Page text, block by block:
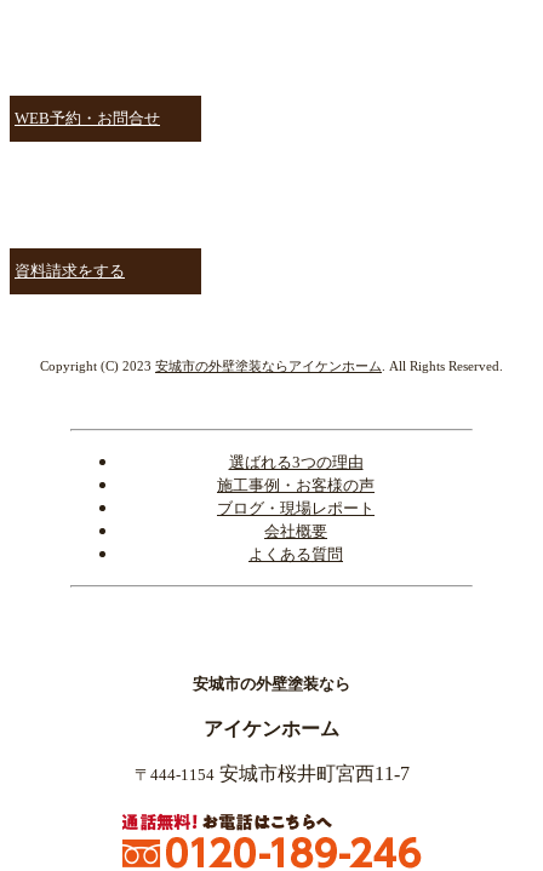
WEB予約・お問合せ
資料請求をする
Copyright (C) 2023 安城市の外壁塗装ならアイケンホーム . All Rights Reserved.
選ばれる3つの理由
施工事例・お客様の声
ブログ・現場レポート
会社概要
よくある質問
安城市の外壁塗装なら
アイケンホーム
〒444-1154安城市桜井町宮西11-7